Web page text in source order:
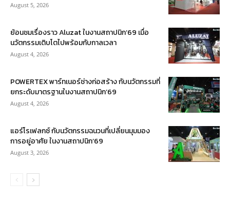
August 5, 2026
ย้อนชมเรื่องราว Aluzat ในงานสถาปนิก’69 เมื่อ
นวัตกรรมเติบโตไปพร้อมกับกาลเวลา
August 4, 2026
POWERTEX พาร์ทเนอร์ช่างก่อสร้าง กับนวัตกรรมที่
ยกระดับมาตรฐานในงานสถาปนิก’69
August 4, 2026
แอร์โรเฟลกซ์ กับนวัตกรรมฉนวนที่เปลี่ยนมุมมอง
การอยู่อาศัย ในงานสถาปนิก’69
August 3, 2026